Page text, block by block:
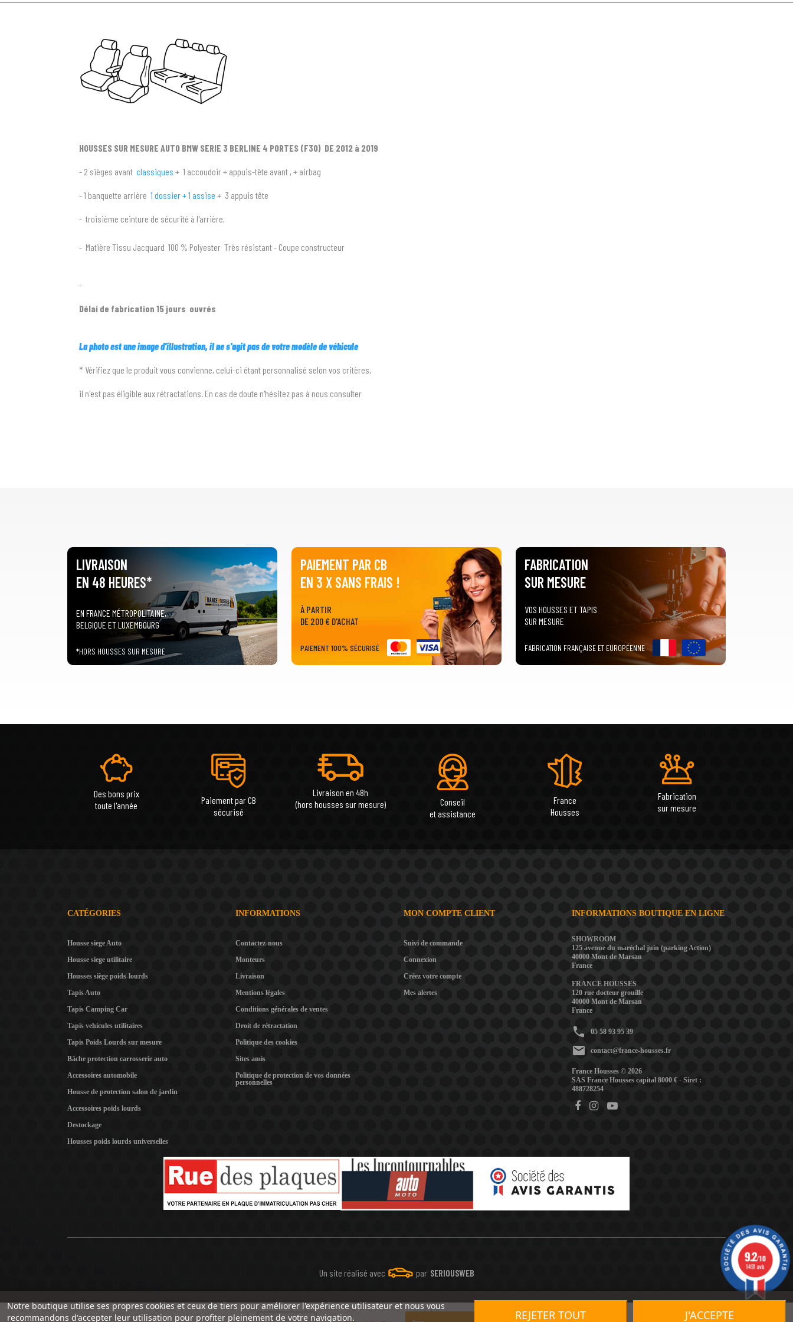
HOUSSES SUR MESURE AUTO BMW SERIE 3 BERLINE 4 PORTES (F30) DE 2012 à 2019
- 2 sièges avant classiques + 1 accoudoir + appuis-tête avant , + airbag
- 1 banquette arrière 1 dossier + 1 assise + 3 appuis tête
- troisième ceinture de sécurité à l'arrière,
- Matière Tissu Jacquard 100 % Polyester Très résistant - Coupe constructeur
-
Délai de fabrication 15 jours ouvrés
La photo est une image d'illustration, il ne s'agit pas de votre modèle de véhicule
* Vérifiez que le produit vous convienne, celui-ci étant personnalisé selon vos critères,
il n'est pas éligible aux rétractations. En cas de doute n'hésitez pas à nous consulter
LIVRAISON
EN 48 HEURES*
EN FRANCE MÉTROPOLITAINE,
BELGIQUE ET LUXEMBOURG
*HORS HOUSSES SUR MESURE
PAIEMENT PAR CB
EN 3 X SANS FRAIS !
À PARTIR
DE 200 € D'ACHAT
PAIEMENT 100% SÉCURISÉ
FABRICATION
SUR MESURE
VOS HOUSSES ET TAPIS
SUR MESURE
FABRICATION FRANÇAISE ET EUROPÉENNE
Des bons prix
toute l'année
Paiement par CB
sécurisé
Livraison en 48h
(hors housses sur mesure)
Conseil
et assistance
France
Housses
Fabrication
sur mesure
CATÉGORIES
Housse siege Auto
Housse siege utilitaire
Housses siège poids-lourds
Tapis Auto
Tapis Camping Car
Tapis vehicules utilitaires
Tapis Poids Lourds sur mesure
Bâche protection carrosserie auto
Accessoires automobile
Housse de protection salon de jardin
Accessoires poids lourds
Destockage
Housses poids lourds universelles
INFORMATIONS
Contactez-nous
Monteurs
Livraison
Mentions légales
Conditions générales de ventes
Droit de rétractation
Politique des cookies
Sites amis
Politique de protection de vos données
personnelles
MON COMPTE CLIENT
Suivi de commande
Connexion
Créez votre compte
Mes alertes
INFORMATIONS BOUTIQUE EN LIGNE
SHOWROOM
125 avenue du maréchal juin (parking Action)
40000 Mont de Marsan
France
FRANCE HOUSSES
120 rue docteur grouille
40000 Mont de Marsan
France
phone 05 58 93 95 39
mail contact@france-housses.fr
France Housses © 2026
SAS France Housses capital 8000 € - Siret :
488728254
Notre boutique utilise ses propres cookies et ceux de tiers pour améliorer l'expérience utilisateur et nous vous
recommandons d'accepter leur utilisation pour profiter pleinement de votre navigation.
REJETER TOUT J'ACCEPTE
Un site réalisé avec par SERIOUSWEB
9.2/10
1491 avis